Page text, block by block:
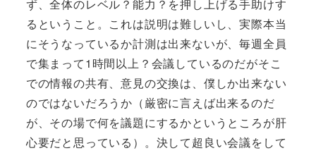
ず、全体のレベル？能力？を押し上げる手助けす
るということ。これは説明は難しいし、実際本当
にそうなっているか計測は出来ないが、毎週全員
で集まって1時間以上？会議しているのだがそこ
での情報の共有、意見の交換は、僕しか出来ない
のではないだろうか（厳密に言えば出来るのだ
が、その場で何を議題にするかというところが肝
心要だと思っている）。決して超良い会議をして